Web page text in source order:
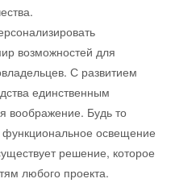
возможностей для
С развитием
единственным
воображение. Будь то
функциональное освещение
решение, которое
любого проекта.